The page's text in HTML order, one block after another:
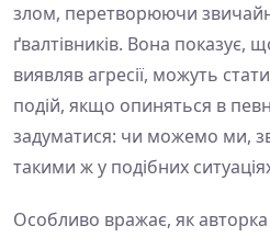
злом, перетворюючи
ґвалтівників. Вона показує,
виявляв агресії, можуть
подій, якщо опиняться в
задуматися: чи можемо ми,
такими ж у подібних
Особливо вражає, як